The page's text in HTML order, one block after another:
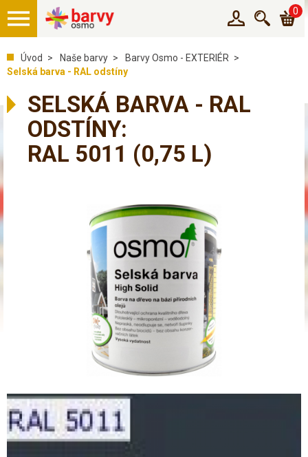
0
Úvod Naše barvy
Barvy Osmo - EXTERIÉR
Selská barva - RAL odstíny
SELSKÁ BARVA - RAL
ODSTÍNY:
RAL 5011 (0,75 L)